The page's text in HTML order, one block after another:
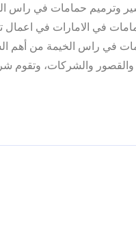
في الامارات في اعمال
في راس الخيمة من أهم
والقصور والشركات، وتقوم